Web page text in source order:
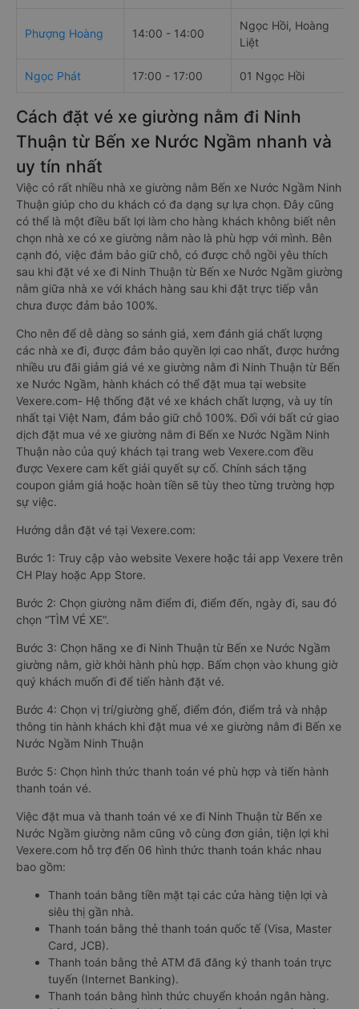
Phượng Hoàng 14:00 - 14:00
Ngọc Hồi, Hoàng
Liệt
Ngọc Phát 17:00 - 17:00 01 Ngọc Hồi
Cách đặt vé xe giường nằm đi Ninh
Thuận từ Bến xe Nước Ngầm nhanh và
uy tín nhất
Việc có rất nhiều nhà xe giường nằm Bến xe Nước Ngầm Ninh
Thuận giúp cho du khách có đa dạng sự lựa chọn. Đây cũng
có thể là một điều bất lợi làm cho hàng khách không biết nên
chọn nhà xe có xe giường nằm nào là phù hợp với mình. Bên
cạnh đó, việc đảm bảo giữ chỗ, có được chỗ ngồi yêu thích
sau khi đặt vé xe đi Ninh Thuận từ Bến xe Nước Ngầm giường
nằm giữa nhà xe với khách hàng sau khi đặt trực tiếp vẫn
chưa được đảm bảo 100%.
Cho nên để dễ dàng so sánh giá, xem đánh giá chất lượng
các nhà xe đi, được đảm bảo quyền lợi cao nhất, được hưởng
nhiều ưu đãi giảm giá vé xe giường nằm đi Ninh Thuận từ Bến
xe Nước Ngầm, hành khách có thể đặt mua tại website
Vexere.com- Hệ thống đặt vé xe khách chất lượng, và uy tín
nhất tại Việt Nam, đảm bảo giữ chỗ 100%. Đối với bất cứ giao
dịch đặt mua vé xe giường nằm đi Bến xe Nước Ngầm Ninh
Thuận nào của quý khách tại trang web Vexere.com đều
được Vexere cam kết giải quyết sự cố. Chính sách tặng
coupon giảm giá hoặc hoàn tiền sẽ tùy theo từng trường hợp
sự việc.
Hướng dẫn đặt vé tại Vexere.com:
Bước 1: Truy cập vào website Vexere hoặc tải app Vexere trên
CH Play hoặc App Store.
Bước 2: Chọn giường nằm điểm đi, điểm đến, ngày đi, sau đó
chọn “TÌM VÉ XE”.
Bước 3: Chọn hãng xe đi Ninh Thuận từ Bến xe Nước Ngầm
giường nằm, giờ khởi hành phù hợp. Bấm chọn vào khung giờ
quý khách muốn đi để tiến hành đặt vé.
Bước 4: Chọn vị trí/giường ghế, điểm đón, điểm trả và nhập
thông tin hành khách khi đặt mua vé xe giường nằm đi Bến xe
Nước Ngầm Ninh Thuận
Bước 5: Chọn hình thức thanh toán vé phù hợp và tiến hành
thanh toán vé.
Việc đặt mua và thanh toán vé xe đi Ninh Thuận từ Bến xe
Nước Ngầm giường nằm cũng vô cùng đơn giản, tiện lợi khi
Vexere.com hỗ trợ đến 06 hình thức thanh toán khác nhau
bao gồm:
Thanh toán bằng tiền mặt tại các cửa hàng tiện lợi và
siêu thị gần nhà.
Thanh toán bằng thẻ thanh toán quốc tế (Visa, Master
Card, JCB).
Thanh toán bằng thẻ ATM đã đăng ký thanh toán trực
tuyến (Internet Banking).
Thanh toán bằng hình thức chuyển khoản ngân hàng.